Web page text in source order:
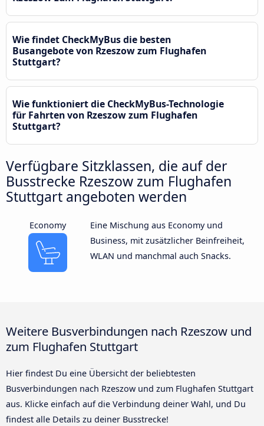
Wie findet CheckMyBus die besten
Busangebote von Rzeszow zum Flughafen
Stuttgart?
Wie funktioniert die CheckMyBus-Technologie
für Fahrten von Rzeszow zum Flughafen
Stuttgart?
Verfügbare Sitzklassen, die auf der
Busstrecke Rzeszow zum Flughafen
Stuttgart angeboten werden
Economy
Eine Mischung aus Economy und
Business, mit zusätzlicher Beinfreiheit,
WLAN und manchmal auch Snacks.
Weitere Busverbindungen nach Rzeszow und
zum Flughafen Stuttgart
Hier findest Du eine Übersicht der beliebtesten
Busverbindungen nach Rzeszow und zum Flughafen Stuttgart
aus. Klicke einfach auf die Verbindung deiner Wahl, und Du
findest alle Details zu deiner Busstrecke!